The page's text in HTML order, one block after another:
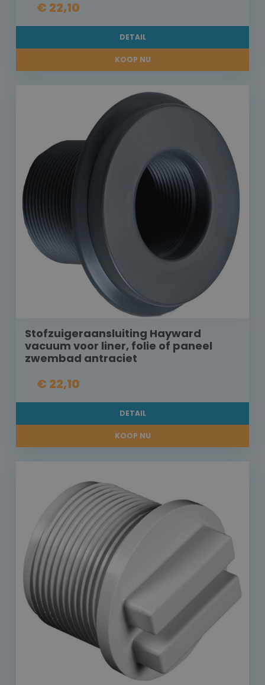
€ 22,10
DETAIL
KOOP NU
Stofzuigeraansluiting Hayward
vacuum voor liner, folie of paneel
zwembad antraciet
€ 22,10
DETAIL
KOOP NU